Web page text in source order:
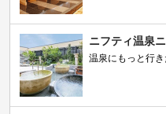
ニフティ温泉
温泉にもっと行